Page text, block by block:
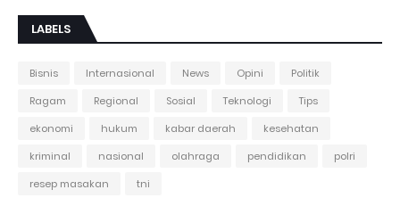
LABELS
Bisnis Internasional News Opini
Politik
Ragam
Regional Sosial Teknologi
Tips
ekonomi
hukum kabar daerah
kesehatan
kriminal
nasional olahraga pendidikan
polri
resep masakan
tni